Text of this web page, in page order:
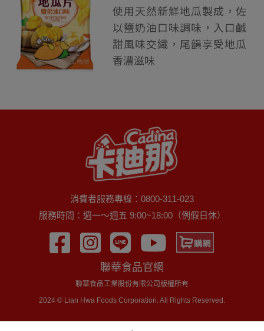
使用天然新鮮地瓜製成，佐
以鹽奶油口味調味，入口鹹
甜風味交織，尾韻享受地瓜
香濃滋味
消費者服務專線：0800-311-023
服務時間：週一～週五 9:00~18:00（例假日休）
聯華食品官網
聯華食品工業股份有限公司版權所有
2024 © Lian Hwa Foods Corporation. All Rights Reserved.